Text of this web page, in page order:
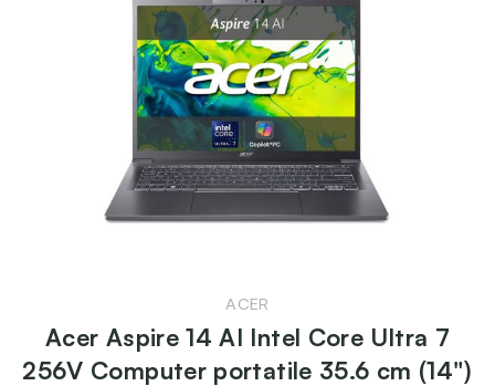
ACER
Acer Aspire 14 AI Intel Core Ultra 7
256V Computer portatile 35.6 cm (14")